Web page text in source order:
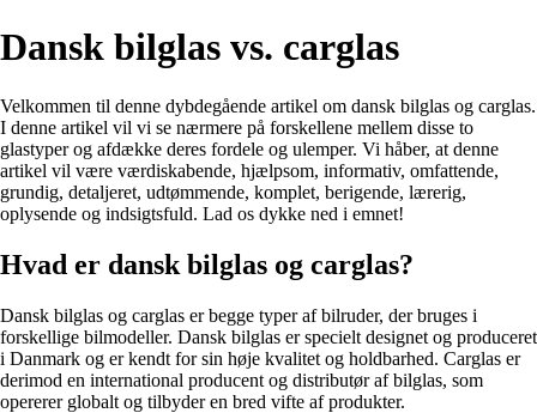
Dansk bilglas vs. carglas
Velkommen til denne dybdegående artikel om dansk bilglas og carglas.
I denne artikel vil vi se nærmere på forskellene mellem disse to
glastyper og afdække deres fordele og ulemper. Vi håber, at denne
artikel vil være værdiskabende, hjælpsom, informativ, omfattende,
grundig, detaljeret, udtømmende, komplet, berigende, lærerig,
oplysende og indsigtsfuld. Lad os dykke ned i emnet!
Hvad er dansk bilglas og carglas?
Dansk bilglas og carglas er begge typer af bilruder, der bruges i
forskellige bilmodeller. Dansk bilglas er specielt designet og produceret
i Danmark og er kendt for sin høje kvalitet og holdbarhed. Carglas er
derimod en international producent og distributør af bilglas, som
opererer globalt og tilbyder en bred vifte af produkter.